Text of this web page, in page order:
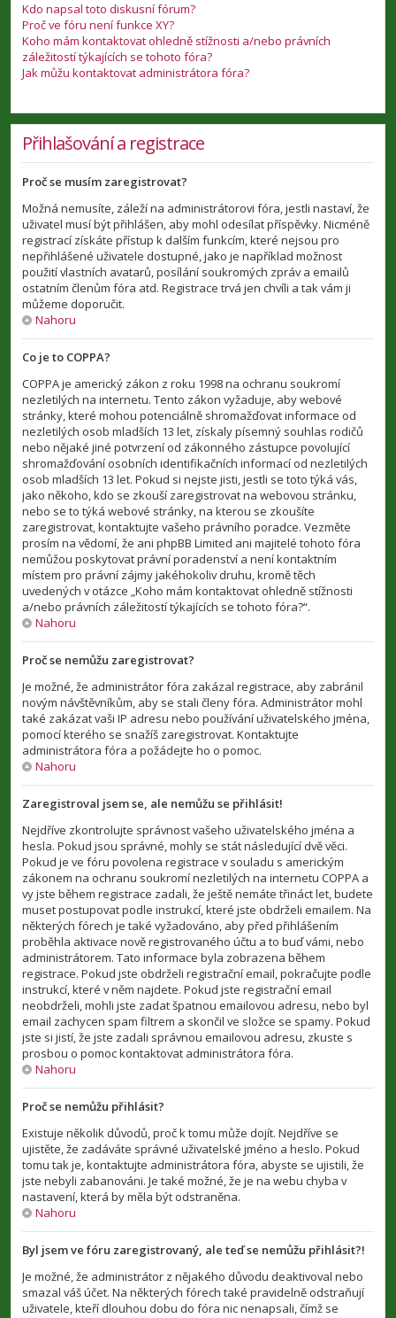
Kdo napsal toto diskusní fórum?
Proč ve fóru není funkce XY?
Koho mám kontaktovat ohledně stížnosti a/nebo právních
záležitostí týkajících se tohoto fóra?
Jak můžu kontaktovat administrátora fóra?
Přihlašování a registrace
Proč se musím zaregistrovat?
Možná nemusíte, záleží na administrátorovi fóra, jestli nastaví, že
uživatel musí být přihlášen, aby mohl odesílat příspěvky. Nicméně
registrací získáte přístup k dalším funkcím, které nejsou pro
nepřihlášené uživatele dostupné, jako je například možnost
použití vlastních avatarů, posílání soukromých zpráv a emailů
ostatním členům fóra atd. Registrace trvá jen chvíli a tak vám ji
můžeme doporučit.
Nahoru
Co je to COPPA?
COPPA je americký zákon z roku 1998 na ochranu soukromí
nezletilých na internetu. Tento zákon vyžaduje, aby webové
stránky, které mohou potenciálně shromažďovat informace od
nezletilých osob mladších 13 let, získaly písemný souhlas rodičů
nebo nějaké jiné potvrzení od zákonného zástupce povolující
shromažďování osobních identifikačních informací od nezletilých
osob mladších 13 let. Pokud si nejste jisti, jestli se toto týká vás,
jako někoho, kdo se zkouší zaregistrovat na webovou stránku,
nebo se to týká webové stránky, na kterou se zkoušíte
zaregistrovat, kontaktujte vašeho právního poradce. Vezměte
prosím na vědomí, že ani phpBB Limited ani majitelé tohoto fóra
nemůžou poskytovat právní poradenství a není kontaktním
místem pro právní zájmy jakéhokoliv druhu, kromě těch
uvedených v otázce „Koho mám kontaktovat ohledně stížnosti
a/nebo právních záležitostí týkajících se tohoto fóra?“.
Nahoru
Proč se nemůžu zaregistrovat?
Je možné, že administrátor fóra zakázal registrace, aby zabránil
novým návštěvníkům, aby se stali členy fóra. Administrátor mohl
také zakázat vaši IP adresu nebo používání uživatelského jména,
pomocí kterého se snažíš zaregistrovat. Kontaktujte
administrátora fóra a požádejte ho o pomoc.
Nahoru
Zaregistroval jsem se, ale nemůžu se přihlásit!
Nejdříve zkontrolujte správnost vašeho uživatelského jména a
hesla. Pokud jsou správné, mohly se stát následující dvě věci.
Pokud je ve fóru povolena registrace v souladu s americkým
zákonem na ochranu soukromí nezletilých na internetu COPPA a
vy jste během registrace zadali, že ještě nemáte třináct let, budete
muset postupovat podle instrukcí, které jste obdrželi emailem. Na
některých fórech je také vyžadováno, aby před přihlášením
proběhla aktivace nově registrovaného účtu a to buď vámi, nebo
administrátorem. Tato informace byla zobrazena během
registrace. Pokud jste obdrželi registrační email, pokračujte podle
instrukcí, které v něm najdete. Pokud jste registrační email
neobdrželi, mohli jste zadat špatnou emailovou adresu, nebo byl
email zachycen spam filtrem a skončil ve složce se spamy. Pokud
jste si jistí, že jste zadali správnou emailovou adresu, zkuste s
prosbou o pomoc kontaktovat administrátora fóra.
Nahoru
Proč se nemůžu přihlásit?
Existuje několik důvodů, proč k tomu může dojít. Nejdříve se
ujistěte, že zadáváte správné uživatelské jméno a heslo. Pokud
tomu tak je, kontaktujte administrátora fóra, abyste se ujistili, že
jste nebyli zabanováni. Je také možné, že je na webu chyba v
nastavení, která by měla být odstraněna.
Nahoru
Byl jsem ve fóru zaregistrovaný, ale teď se nemůžu přihlásit?!
Je možné, že administrátor z nějakého důvodu deaktivoval nebo
smazal váš účet. Na některých fórech také pravidelně odstraňují
uživatele, kteří dlouhou dobu do fóra nic nenapsali, čímž se